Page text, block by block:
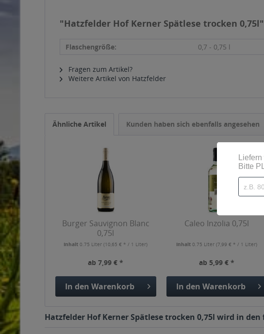
"Hatzfelder Hof Kerner Spätlese trocken 0,75l"
Flaschengröße: 0,7 - 0,75 l
Fragen zum Artikel?
Weitere Artikel von Hatzfelder
Ähnliche Artikel Kunden haben sich ebenfalls angesehen
Burger Sauvignon Blanc
0,75l
Inhalt0.75 Liter(10,65 € * / 1 Liter)
ab 7,99 € *
In den Warenkorb
Caleo Inzolia 0,75l
Inhalt 0.75 Liter (7,99 € * / 1 Liter)
ab 5,99 € *
In den Warenkorb
Hatzfelder Hof Kerner Spätlese trocken 0,75l wird in